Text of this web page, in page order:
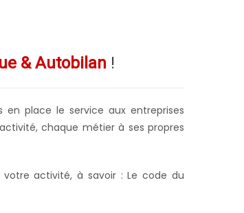
& Autobilan !
place le service aux entreprises
chaque métier à ses propres
activité, à savoir : Le code du